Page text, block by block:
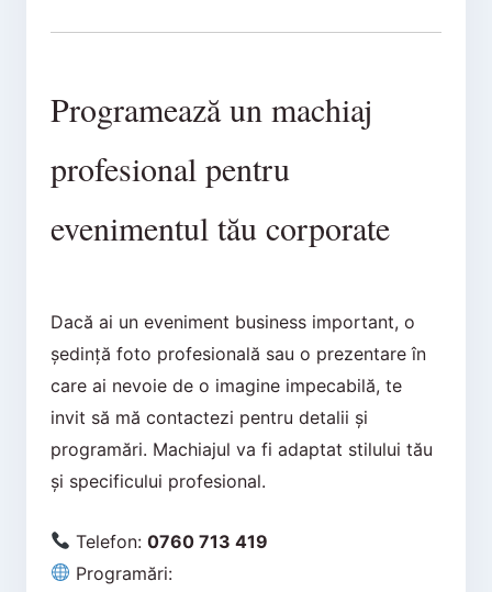
Programează un machiaj
profesional pentru
evenimentul tău corporate
Dacă ai un eveniment business important, o
ședință foto profesională sau o prezentare în
care ai nevoie de o imagine impecabilă, te
invit să mă contactezi pentru detalii și
programări. Machiajul va fi adaptat stilului tău
și specificului profesional.
Telefon:0760 713 419
Programări: